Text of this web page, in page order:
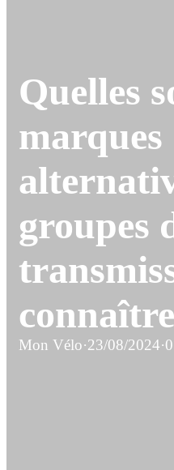
Quelles
marques
groupes
Mon Vélo·23/08/2024·